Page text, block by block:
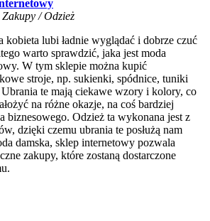
Zakupy / Odzież
kobieta lubi ładnie wyglądać i dobrze czuć
warto sprawdzić, jaka jest moda
W tym sklepie można kupić
stroje, np. sukienki, spódnice, tuniki
te mają ciekawe wzory i kolory, co
na różne okazje, na coś bardziej
biznesowego. Odzież ta wykonana jest z
dzięki czemu ubrania te posłużą nam
damska, sklep internetowy pozwala
zakupy, które zostaną dostarczone